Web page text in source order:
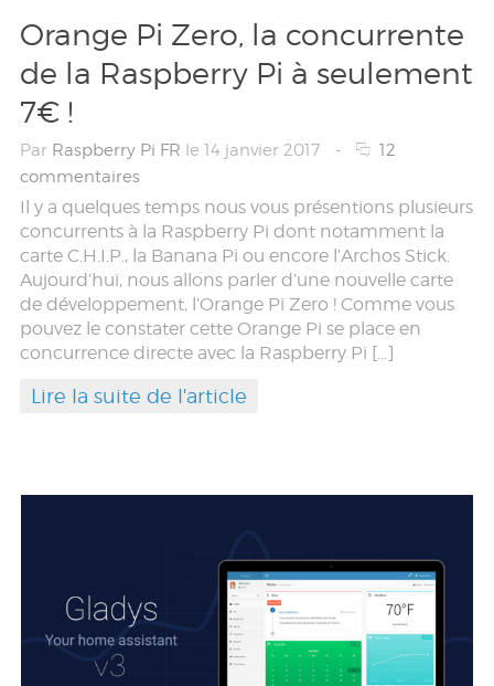
Orange Pi Zero, la concurrente
de la Raspberry Pi à seulement
7€ !
Par Raspberry Pi FR le 14 janvier 2017 -
12
commentaires
Il y a quelques temps nous vous présentions plusieurs
concurrents à la Raspberry Pi dont notamment la
carte C.H.I.P., la Banana Pi ou encore l’Archos Stick.
Aujourd’hui, nous allons parler d’une nouvelle carte
de développement, l’Orange Pi Zero ! Comme vous
pouvez le constater cette Orange Pi se place en
concurrence directe avec la Raspberry Pi […]
Lire la suite de l'article